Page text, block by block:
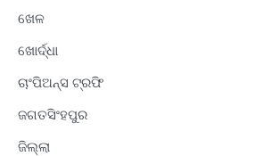
ଖେଳ
ଖୋର୍ଦ୍ଧା
ଚାଂପିଅନ୍ସ ଟ୍ରଫି
ଜଗତସିଂହପୁର
ଜିଲ୍ଲା